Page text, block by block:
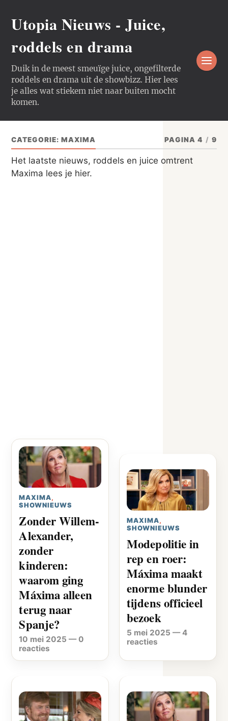
Utopia Nieuws - Juice,
roddels en drama
Duik in de meest smeuïge juice, ongefilterde
roddels en drama uit de showbizz. Hier lees
je alles wat stiekem niet naar buiten mocht
komen.
CATEGORIE:MAXIMA PAGINA 4 / 9
Het laatste nieuws, roddels en juice omtrent
Maxima lees je hier.
MAXIMA,
SHOWNIEUWS
Zonder Willem-
Alexander,
zonder
kinderen:
waarom ging
Máxima alleen
terug naar
Spanje?
10 mei 2025 —0
reacties
MAXIMA,
SHOWNIEUWS
Modepolitie in
rep en roer:
Máxima maakt
enorme blunder
tijdens officieel
bezoek
5 mei 2025 —4
reacties